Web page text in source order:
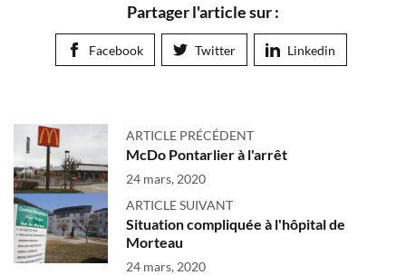
Partager l'article sur :
Facebook Twitter Linkedin
ARTICLE PRÉCÉDENT
McDo Pontarlier à l'arrêt
24 mars, 2020
ARTICLE SUIVANT
Situation compliquée à l'hôpital de
Morteau
24 mars, 2020